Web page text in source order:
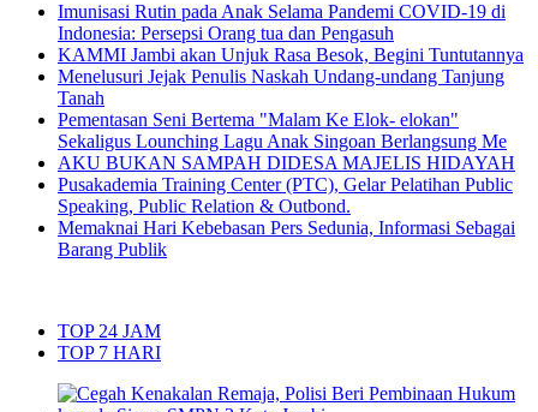
Imunisasi Rutin pada Anak Selama Pandemi COVID-19 di
Indonesia: Persepsi Orang tua dan Pengasuh
KAMMI Jambi akan Unjuk Rasa Besok, Begini Tuntutannya
Menelusuri Jejak Penulis Naskah Undang-undang Tanjung
Tanah
Pementasan Seni Bertema "Malam Ke Elok- elokan"
Sekaligus Lounching Lagu Anak Singoan Berlangsung Me
AKU BUKAN SAMPAH DIDESA MAJELIS HIDAYAH
Pusakademia Training Center (PTC), Gelar Pelatihan Public
Speaking, Public Relation & Outbond.
Memaknai Hari Kebebasan Pers Sedunia, Informasi Sebagai
Barang Publik
TOP 24 JAM
TOP 7 HARI